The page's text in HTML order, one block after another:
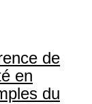
de
en
du